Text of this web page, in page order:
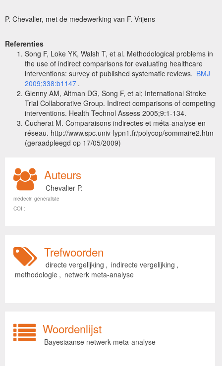
P. Chevalier, met de medewerking van F. Vrijens
Referenties
Song F, Loke YK, Walsh T, et al. Methodological problems in
the use of indirect comparisons for evaluating healthcare
interventions: survey of published systematic reviews. BMJ
2009;338:b1147 .
Glenny AM, Altman DG, Song F, et al; International Stroke
Trial Collaborative Group. Indirect comparisons of competing
interventions. Health Technol Assess 2005;9:1-134.
Cucherat M. Comparaisons indirectes et méta-analyse en
réseau. http://www.spc.univ-lypn1.fr/polycop/sommaire2.htm
(geraadpleegd op 17/05/2009)
Auteurs
Chevalier P.
médecin généraliste
COI :
Trefwoorden
directe vergelijking , indirecte vergelijking ,
methodologie , netwerk meta-analyse
Woordenlijst
Bayesiaanse netwerk-meta-analyse